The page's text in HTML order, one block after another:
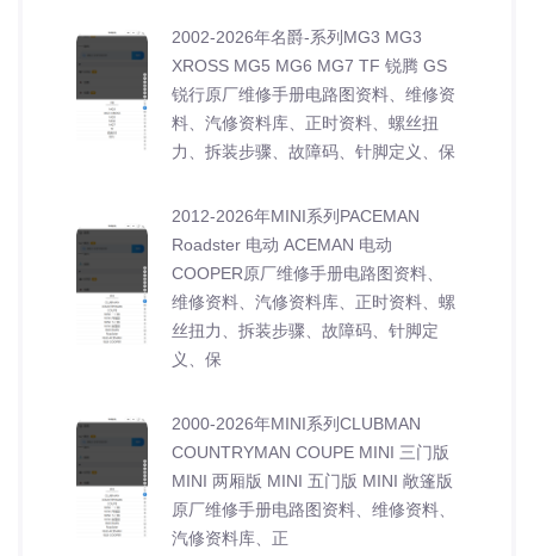
2002-2026年名爵-系列MG3 MG3
XROSS MG5 MG6 MG7 TF 锐腾 GS
锐行原厂维修手册电路图资料、维修资
料、汽修资料库、正时资料、螺丝扭
力、拆装步骤、故障码、针脚定义、保
2012-2026年MINI系列PACEMAN
Roadster 电动 ACEMAN 电动
COOPER原厂维修手册电路图资料、
维修资料、汽修资料库、正时资料、螺
丝扭力、拆装步骤、故障码、针脚定
义、保
2000-2026年MINI系列CLUBMAN
COUNTRYMAN COUPE MINI 三门版
MINI 两厢版 MINI 五门版 MINI 敞篷版
原厂维修手册电路图资料、维修资料、
汽修资料库、正